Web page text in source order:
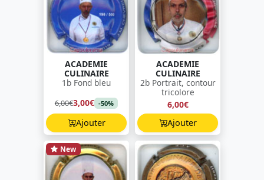
ACADEMIE
CULINAIRE
1b Fond bleu
6,00€3,00€ -50%
Ajouter
ACADEMIE
CULINAIRE
2b Portrait, contour
tricolore
6,00€
Ajouter
New